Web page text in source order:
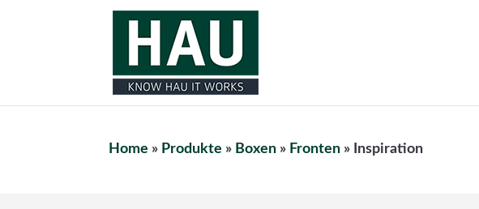
Home » Produkte » Boxen » Fronten » Inspiration